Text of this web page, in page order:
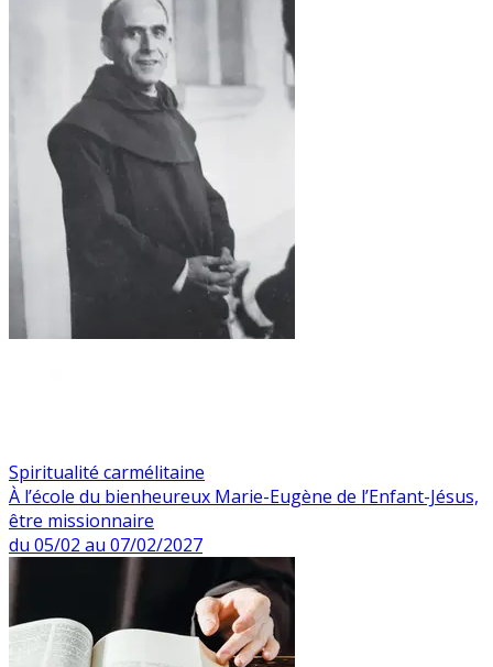
Spiritualité carmélitaine
À l’école du bienheureux Marie-Eugène de l’Enfant-Jésus,
être missionnaire
du 05/02 au 07/02/2027